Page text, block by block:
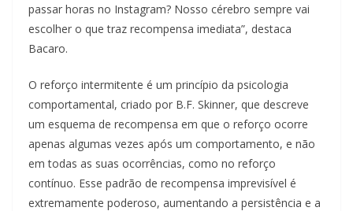
passar horas no Instagram? Nosso cérebro sempre vai
escolher o que traz recompensa imediata”, destaca
Bacaro.
O reforço intermitente é um princípio da psicologia
comportamental, criado por B.F. Skinner, que descreve
um esquema de recompensa em que o reforço ocorre
apenas algumas vezes após um comportamento, e não
em todas as suas ocorrências, como no reforço
contínuo. Esse padrão de recompensa imprevisível é
extremamente poderoso, aumentando a persistência e a